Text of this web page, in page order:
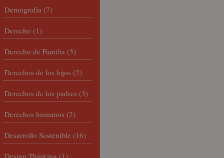
Demografía (7)
Derecho (1)
Derecho de Familia (5)
Derechos de los hijos (2)
Derechos de los padres (3)
Derechos humanos (2)
Desarrollo Sostenible (16)
Design Thinking (1)